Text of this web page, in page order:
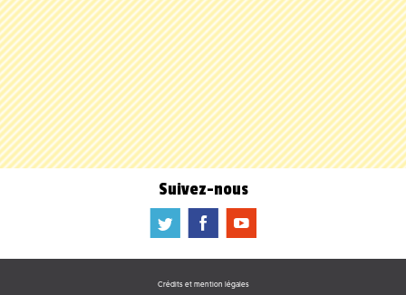
Suivez-nous
a b f
Crédits et mention légales